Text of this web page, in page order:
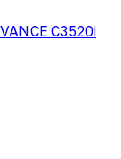
C3520i